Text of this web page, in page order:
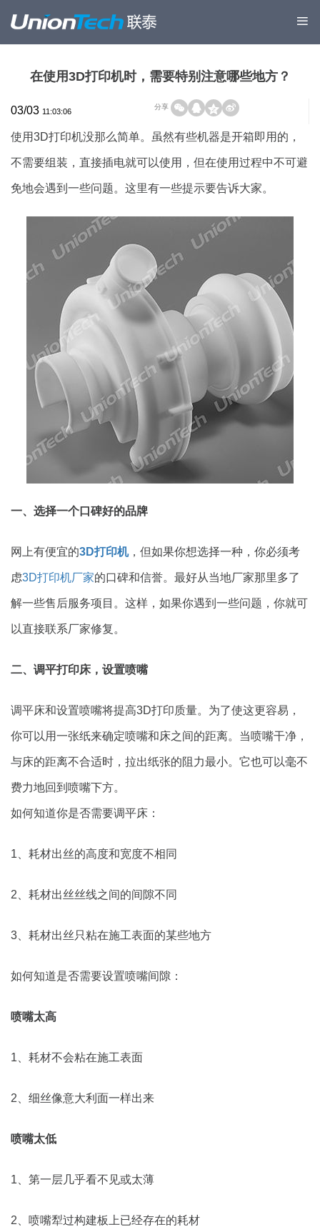
在使用3D打印机时，需要特别注意哪些地方？
03/03 11:03:06
分享
使用3D打印机没那么简单。虽然有些机器是开箱即用的，
不需要组装，直接插电就可以使用，但在使用过程中不可避
免地会遇到一些问题。这里有一些提示要告诉大家。
一、选择一个口碑好的品牌
网上有便宜的3D打印机，但如果你想选择一种，你必须考
虑3D打印机厂家的口碑和信誉。最好从当地厂家那里多了
解一些售后服务项目。这样，如果你遇到一些问题，你就可
以直接联系厂家修复。
二、调平打印床，设置喷嘴
调平床和设置喷嘴将提高3D打印质量。为了使这更容易，
你可以用一张纸来确定喷嘴和床之间的距离。当喷嘴干净，
与床的距离不合适时，拉出纸张的阻力最小。它也可以毫不
费力地回到喷嘴下方。
如何知道你是否需要调平床：
1、耗材出丝的高度和宽度不相同
2、耗材出丝丝线之间的间隙不同
3、耗材出丝只粘在施工表面的某些地方
如何知道是否需要设置喷嘴间隙：
喷嘴太高
1、耗材不会粘在施工表面
2、细丝像意大利面一样出来
喷嘴太低
1、第一层几乎看不见或太薄
2、喷嘴犁过构建板上已经存在的耗材